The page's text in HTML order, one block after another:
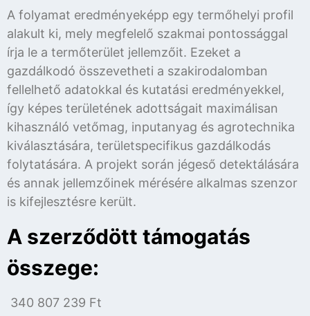
A folyamat eredményeképp egy termőhelyi profil
alakult ki, mely megfelelő szakmai pontossággal
írja le a termőterület jellemzőit. Ezeket a
gazdálkodó összevetheti a szakirodalomban
fellelhető adatokkal és kutatási eredményekkel,
így képes területének adottságait maximálisan
kihasználó vetőmag, inputanyag és agrotechnika
kiválasztására, területspecifikus gazdálkodás
folytatására. A projekt során jégeső detektálására
és annak jellemzőinek mérésére alkalmas szenzor
is kifejlesztésre került.
A szerződött támogatás
összege:
340 807 239 Ft